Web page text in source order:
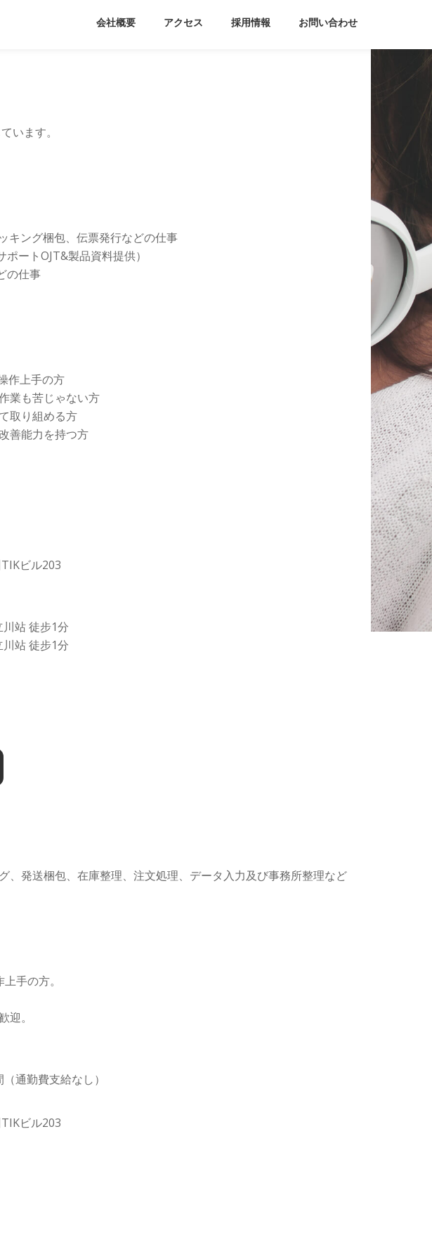
会社概要 アクセス 採用情報 お問い合わせ
います。
キング梱包、伝票発行などの仕事
ートOJT&製品資料提供）
の仕事
作上手の方
業も苦じゃない方
取り組める方
善能力を持つ方
ビル203
川站 徒步1分
川站 徒步1分
、発送梱包、在庫整理、注文処理、データ入力及び事務所整理など
手の方。
迎。
通勤費支給なし）
ビル203